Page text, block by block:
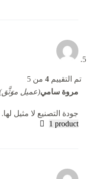
تم التقييم 4من 5
مروة سامي(عميل
جودة التصنيع لا مثيل لها.
1 product